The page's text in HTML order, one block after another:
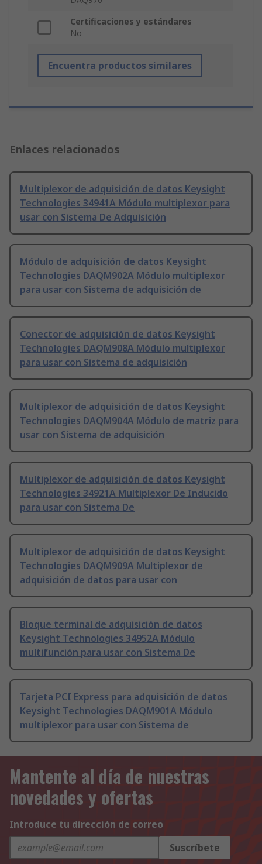
Certificaciones y estándares
No
Encuentra productos similares
Enlaces relacionados
Multiplexor de adquisición de datos Keysight
Technologies 34941A Módulo multiplexor para
usar con Sistema De Adquisición
Módulo de adquisición de datos Keysight
Technologies DAQM902A Módulo multiplexor
para usar con Sistema de adquisición de
Conector de adquisición de datos Keysight
Technologies DAQM908A Módulo multiplexor
para usar con Sistema de adquisición
Multiplexor de adquisición de datos Keysight
Technologies DAQM904A Módulo de matriz para
usar con Sistema de adquisición
Multiplexor de adquisición de datos Keysight
Technologies 34921A Multiplexor De Inducido
para usar con Sistema De
Multiplexor de adquisición de datos Keysight
Technologies DAQM909A Multiplexor de
adquisición de datos para usar con
Bloque terminal de adquisición de datos
Keysight Technologies 34952A Módulo
multifunción para usar con Sistema De
Tarjeta PCI Express para adquisición de datos
Keysight Technologies DAQM901A Módulo
multiplexor para usar con Sistema de
Mantente al día de nuestras
novedades y ofertas
Introduce tu dirección de correo
Suscríbete